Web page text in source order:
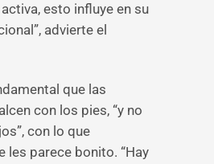
activa, esto influye en su
advierte el
que las
con los pies, “y no
con lo que
les parece bonito. “Hay